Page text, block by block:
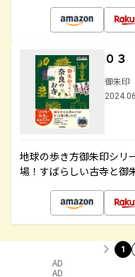
０３
御朱印
地球の歩き方御朱印シリ
場！すばらしい古寺と御
1
AD
AD